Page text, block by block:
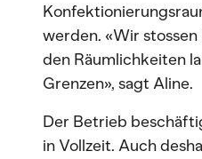
werden. «Wir
den Räumlichkeiten
Grenzen», sagt Aline.
Der Betrieb
in Vollzeit. Auch